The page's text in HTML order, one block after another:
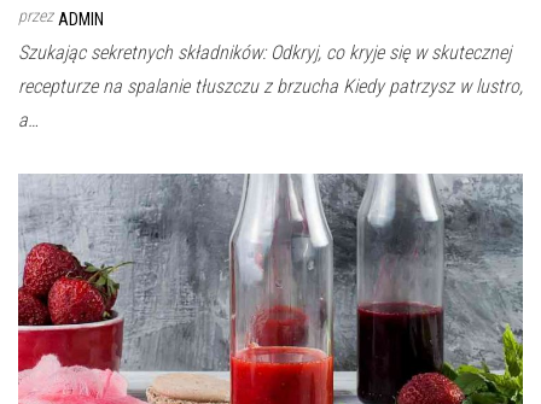
przez ADMIN
Szukając sekretnych składników: Odkryj, co kryje się w skutecznej
recepturze na spalanie tłuszczu z brzucha Kiedy patrzysz w lustro,
a…